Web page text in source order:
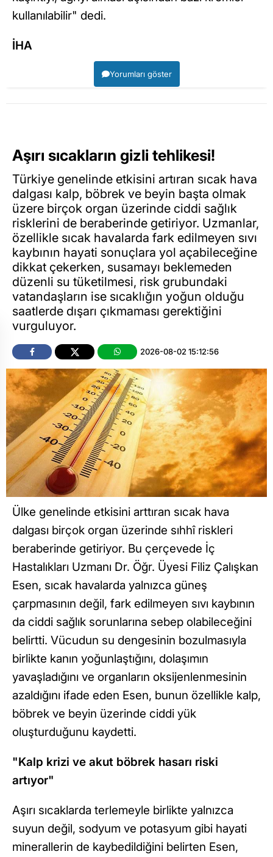
kullanılabilir" dedi.
İHA
Yorumları göster
Aşırı sıcakların gizli tehlikesi!
Türkiye genelinde etkisini artıran sıcak hava
dalgası kalp, böbrek ve beyin başta olmak
üzere birçok organ üzerinde ciddi sağlık
risklerini de beraberinde getiriyor. Uzmanlar,
özellikle sıcak havalarda fark edilmeyen sıvı
kaybının hayati sonuçlara yol açabileceğine
dikkat çekerken, susamayı beklemeden
düzenli su tüketilmesi, risk grubundaki
vatandaşların ise sıcaklığın yoğun olduğu
saatlerde dışarı çıkmaması gerektiğini
vurguluyor.
2026-08-02 15:12:56
Ülke genelinde etkisini arttıran sıcak hava
dalgası birçok organ üzerinde sıhhî riskleri
beraberinde getiriyor. Bu çerçevede İç
Hastalıkları Uzmanı Dr. Öğr. Üyesi Filiz Çalışkan
Esen, sıcak havalarda yalnızca güneş
çarpmasının değil, fark edilmeyen sıvı kaybının
da ciddi sağlık sorunlarına sebep olabileceğini
belirtti. Vücudun su dengesinin bozulmasıyla
birlikte kanın yoğunlaştığını, dolaşımın
yavaşladığını ve organların oksijenlenmesinin
azaldığını ifade eden Esen, bunun özellikle kalp,
böbrek ve beyin üzerinde ciddi yük
oluşturduğunu kaydetti.
"Kalp krizi ve akut böbrek hasarı riski
artıyor"
Aşırı sıcaklarda terlemeyle birlikte yalnızca
suyun değil, sodyum ve potasyum gibi hayati
minerallerin de kaybedildiğini belirten Esen,